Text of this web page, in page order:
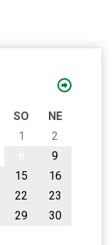
SO
NE
1
2
9
15
16
22
23
29
30